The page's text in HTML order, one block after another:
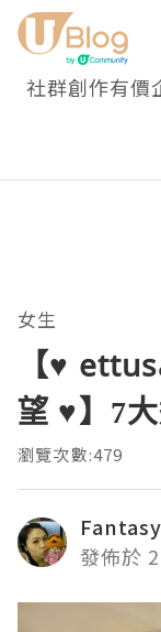
社群創作有價
女生
【♥
望 ♥】7
瀏覽次數:479
發佈於